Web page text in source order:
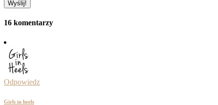
16 komentarzy
Odpowiedz
Girls in heels